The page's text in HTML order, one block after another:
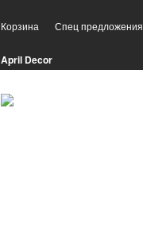
Корзина Спец предложения
April Decor